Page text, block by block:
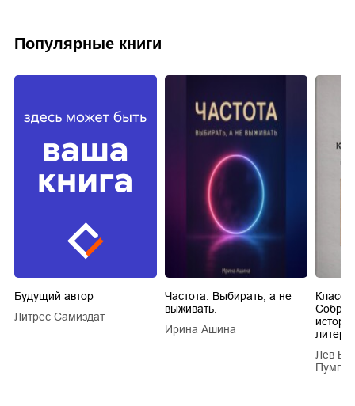
Популярные книги
Будущий автор
Литрес Самиздат
Частота. Выбирать, а не
выживать.
Ирина Ашина
Лев